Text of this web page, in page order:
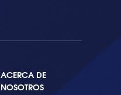
ACERCA DE
NOSOTROS